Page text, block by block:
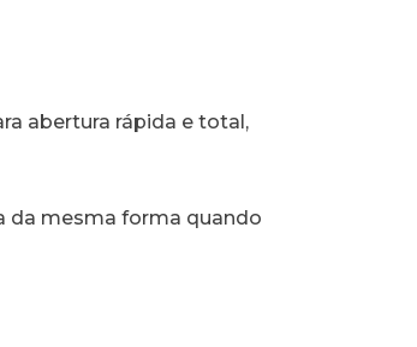
abertura rápida e total,
da mesma forma quando